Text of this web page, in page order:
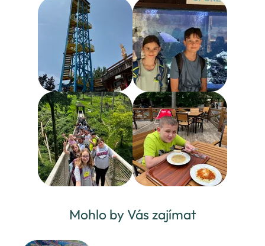
Mohlo by Vás zajímat